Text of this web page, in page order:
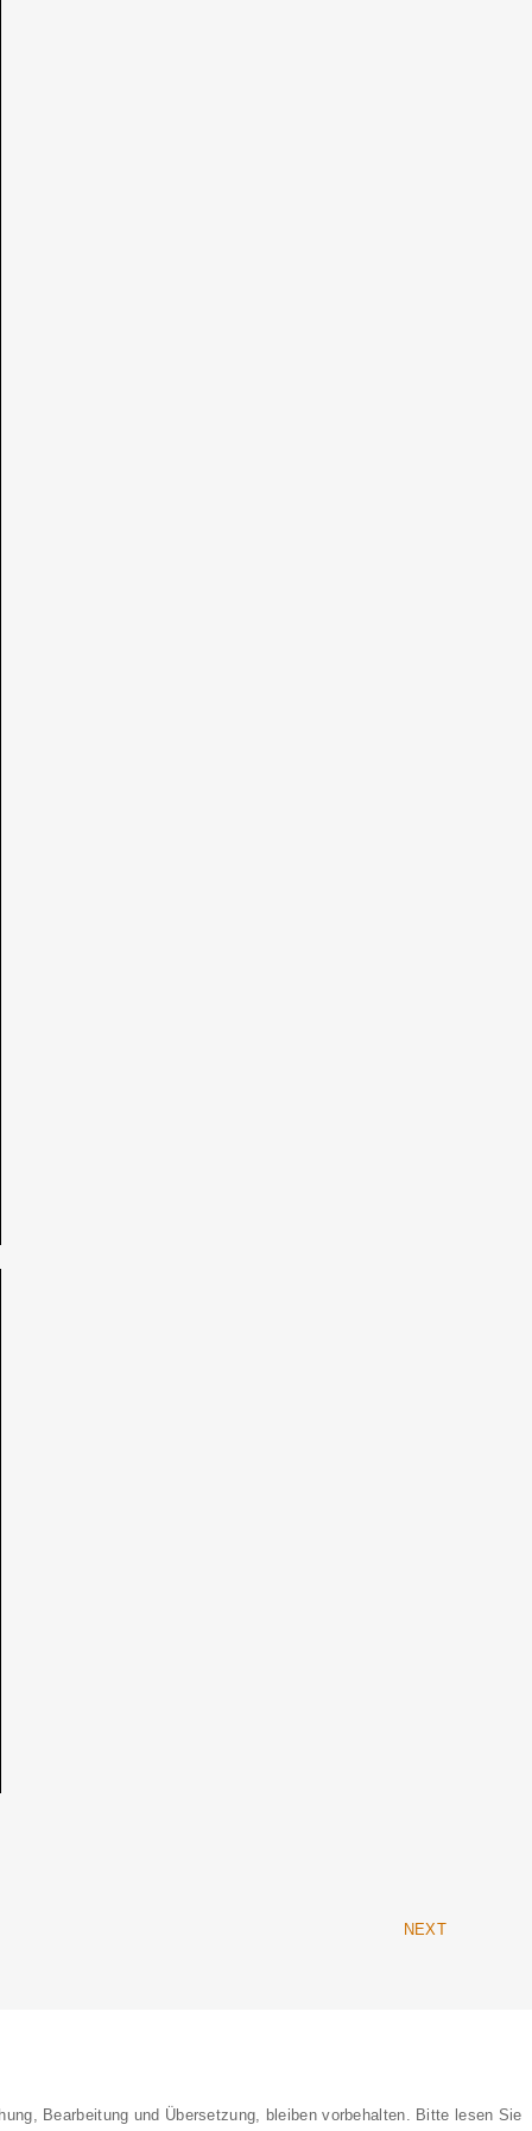
NEXT
Bearbeitung und Übersetzung, bleiben vorbehalten. Bitte lesen Sie